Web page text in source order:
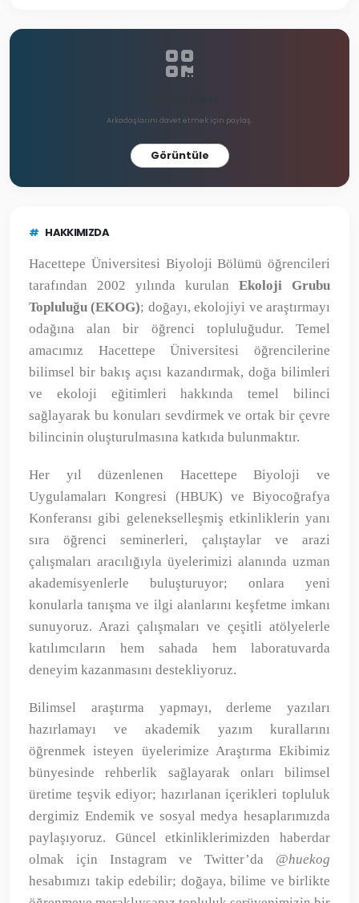
Arkadaşlarını davet etmek için paylaş.
Görüntüle
# HAKKIMIZDA
Hacettepe Üniversitesi Biyoloji Bölümü öğrencileri
tarafından 2002 yılında kurulan Ekoloji Grubu
Topluluğu (EKOG); doğayı, ekolojiyi ve araştırmayı
odağına alan bir öğrenci topluluğudur. Temel
amacımız Hacettepe Üniversitesi öğrencilerine
bilimsel bir bakış açısı kazandırmak, doğa bilimleri
ve ekoloji eğitimleri hakkında temel bilinci
sağlayarak bu konuları sevdirmek ve ortak bir çevre
bilincinin oluşturulmasına katkıda bulunmaktır.
Her yıl düzenlenen Hacettepe Biyoloji ve
Uygulamaları Kongresi (HBUK) ve Biyocoğrafya
Konferansı gibi gelenekselleşmiş etkinliklerin yanı
sıra öğrenci seminerleri, çalıştaylar ve arazi
çalışmaları aracılığıyla üyelerimizi alanında uzman
akademisyenlerle buluşturuyor; onlara yeni
konularla tanışma ve ilgi alanlarını keşfetme imkanı
sunuyoruz. Arazi çalışmaları ve çeşitli atölyelerle
katılımcıların hem sahada hem laboratuvarda
deneyim kazanmasını destekliyoruz.
Bilimsel araştırma yapmayı, derleme yazıları
hazırlamayı ve akademik yazım kurallarını
öğrenmek isteyen üyelerimize Araştırma Ekibimiz
bünyesinde rehberlik sağlayarak onları bilimsel
üretime teşvik ediyor; hazırlanan içerikleri topluluk
dergimiz Endemik ve sosyal medya hesaplarımızda
paylaşıyoruz. Güncel etkinliklerimizden haberdar
olmak için Instagram ve Twitter’da @huekog
hesabımızı takip edebilir; doğaya, bilime ve birlikte